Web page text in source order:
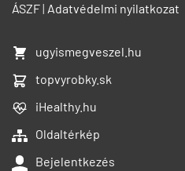
ÁSZF| Adatvédelmi nyilatkozat
ugyismegveszel.hu
topvyrobky.sk
iHealthy.hu
Oldaltérkép
Bejelentkezés